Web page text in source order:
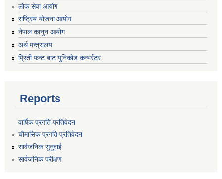
लोक सेवा आयोग
राष्ट्रिय योजना आयोग
नेपाल कानुन आयोग
अर्थ मन्त्रालय
प्रिती फन्ट बाट युनिकोड कन्भर्रटर
Reports
वार्षिक प्रगति प्रतिवेदन
चौमासिक प्रगति प्रतिवेदन
सार्वजनिक सुनुवाई
सार्वजनिक परीक्षण